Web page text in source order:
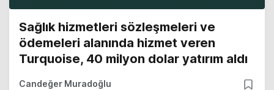
Sağlık hizmetleri sözleşmeleri ve
ödemeleri alanında hizmet veren
Turquoise, 40 milyon dolar yatırım aldı
Candeğer Muradoğlu